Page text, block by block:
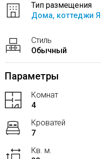
Тип размещения
Дома, коттеджи
Стиль
Обычный
Параметры
Комнат
4
Кроватей
7
Кв. м.